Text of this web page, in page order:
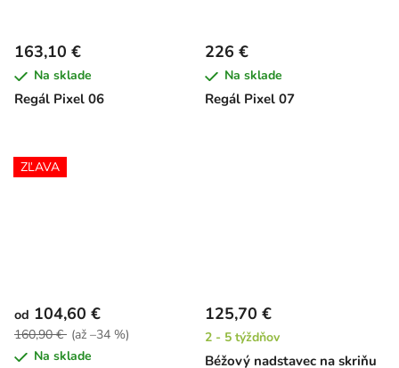
Regál Pixel 06
163,10 €
Na sklade
Regál Pixel 07
226 €
Na sklade
ZĽAVA
od 104,60 €
160,90 € (až –34 %)
Na sklade
Béžový nadstavec na skriňu
125,70 €
2 - 5 týždňov